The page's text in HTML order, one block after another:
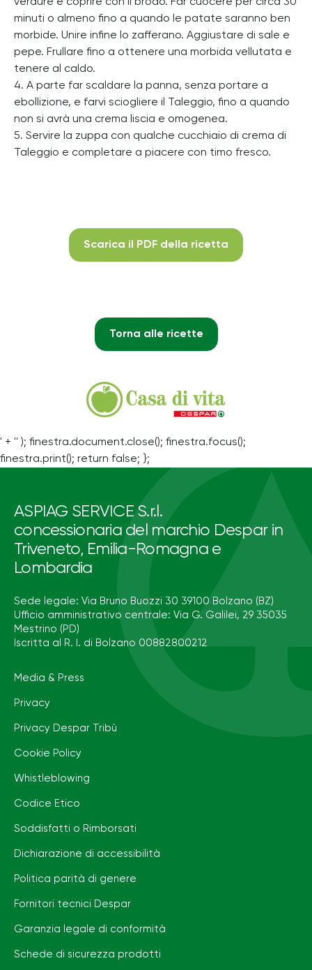
minuti o almeno fino a quando le patate saranno ben
morbide. Unire infine lo zafferano. Aggiustare di sale e
pepe. Frullare fino a ottenere una morbida vellutata e
tenere al caldo.
4. A parte far scaldare la panna, senza portare a
ebollizione, e farvi sciogliere il Taleggio, fino a quando
non si avrà una crema liscia e omogenea.
5. Servire la zuppa con qualche cucchiaio di crema di
Taleggio e completare a piacere con timo fresco.
Scarica il PDF della ricetta
Torna alle ricette
' + '' ); finestra.document.close(); finestra.focus();
finestra.print(); return false; };
ASPIAG SERVICE S.r.l.
concessionaria del marchio Despar in
Triveneto, Emilia-Romagna e
Lombardia
Sede legale: Via Bruno Buozzi 30 39100 Bolzano (BZ)
Ufficio amministrativo centrale: Via G. Galilei, 29 35035
Mestrino (PD)
Iscritta al R. I. di Bolzano 00882800212
Media & Press
Privacy
Privacy Despar Tribù
Cookie Policy
Whistleblowing
Codice Etico
Soddisfatti o Rimborsati
Dichiarazione di accessibilità
Politica parità di genere
Fornitori tecnici Despar
Garanzia legale di conformità
Schede di sicurezza prodotti